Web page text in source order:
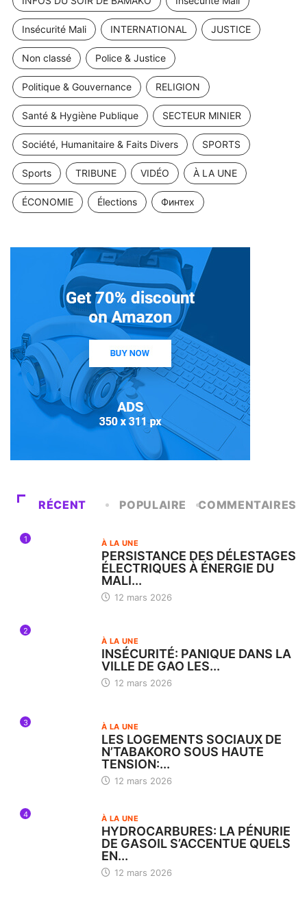
Insécurité Mali INTERNATIONAL JUSTICE
Non classé Police & Justice
Politique & Gouvernance RELIGION
Santé & Hygiène Publique SECTEUR MINIER
Société, Humanitaire & Faits Divers SPORTS
Sports TRIBUNE VIDÉO À LA UNE
ÉCONOMIE Élections Финтех
RÉCENT POPULAIRE COMMENTAIRES
1 À LA UNE
PERSISTANCE DES DÉLESTAGES
ÉLECTRIQUES À ÉNERGIE DU
MALI...
12 mars 2026
2
À LA UNE
INSÉCURITÉ: PANIQUE DANS LA
VILLE DE GAO LES...
12 mars 2026
3 À LA UNE
LES LOGEMENTS SOCIAUX DE
N’TABAKORO SOUS HAUTE
TENSION:...
12 mars 2026
4 À LA UNE
HYDROCARBURES: LA PÉNURIE
DE GASOIL S’ACCENTUE QUELS
EN...
12 mars 2026